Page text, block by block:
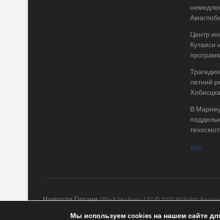
Центр
Кутаиси
летний
В
RSS
Новости Грузии| Black Sea Press LTD © 2020 All Rights
Мы используем cookies на нашем сайте